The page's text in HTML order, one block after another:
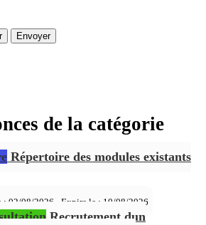
Envoyer
de la catégorie
Répertoire des modules existants
: 02/08/2026 - Expire le : 10/08/2026
Recrutement dun